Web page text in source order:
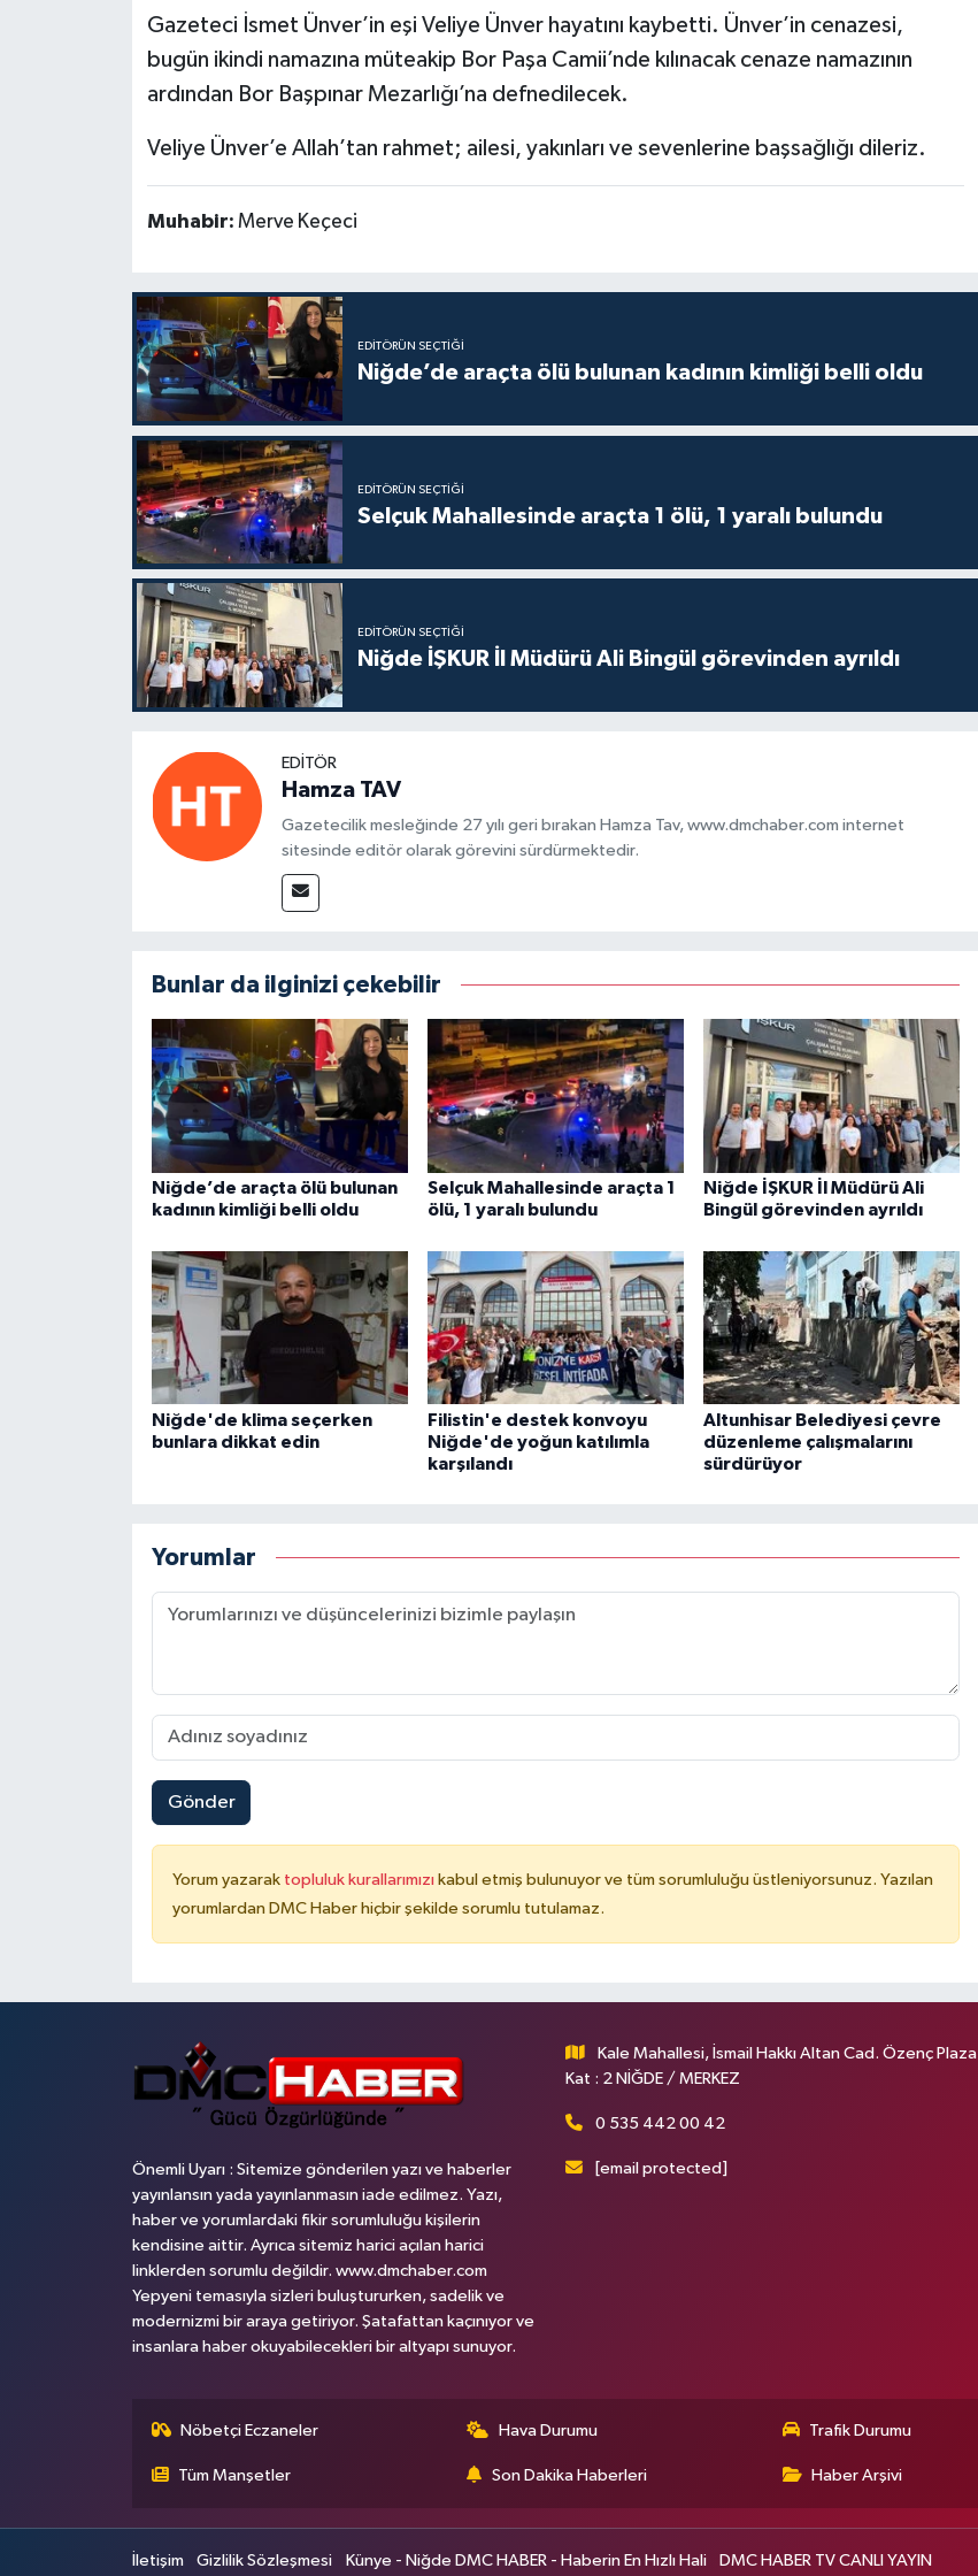
Gazeteci İsmet Ünver’in eşi Veliye Ünver hayatını kaybetti. Ünver’in cenazesi,
bugün ikindi namazına müteakip Bor Paşa Camii’nde kılınacak cenaze namazının
ardından Bor Başpınar Mezarlığı’na defnedilecek.
Veliye Ünver’e Allah’tan rahmet; ailesi, yakınları ve sevenlerine başsağlığı dileriz.
Muhabir: Merve Keçeci
EDITÖRÜN SEÇTIĞI
Niğde’de araçta ölü bulunan kadının kimliği belli oldu
EDITÖRÜN SEÇTIĞI
Selçuk Mahallesinde araçta 1 ölü, 1 yaralı bulundu
EDITÖRÜN SEÇTIĞI
Niğde İŞKUR İl Müdürü Ali Bingül görevinden ayrıldı
EDITÖR
Hamza TAV
Gazetecilik mesleğinde 27 yılı geri bırakan Hamza Tav, www.dmchaber.com internet
sitesinde editör olarak görevini sürdürmektedir.
Bunlar da ilginizi çekebilir
Niğde’de araçta ölü bulunan
kadının kimliği belli oldu
Selçuk Mahallesinde araçta 1
ölü, 1 yaralı bulundu
Niğde İŞKUR İl Müdürü Ali
Bingül görevinden ayrıldı
Niğde'de klima seçerken
bunlara dikkat edin
Filistin'e destek konvoyu
Niğde'de yoğun katılımla
karşılandı
Altunhisar Belediyesi çevre
düzenleme çalışmalarını
sürdürüyor
Yorumlar
Gönder
Yorum yazarak topluluk kurallarımızı kabul etmiş bulunuyor ve tüm sorumluluğu üstleniyorsunuz. Yazılan
yorumlardan DMC Haber hiçbir şekilde sorumlu tutulamaz.
Önemli Uyarı : Sitemize gönderilen yazı ve haberler
yayınlansın yada yayınlanmasın iade edilmez. Yazı,
haber ve yorumlardaki fikir sorumluluğu kişilerin
kendisine aittir. Ayrıca sitemiz harici açılan harici
linklerden sorumlu değildir. www.dmchaber.com
Yepyeni temasıyla sizleri buluştururken, sadelik ve
modernizmi bir araya getiriyor. Şatafattan kaçınıyor ve
insanlara haber okuyabilecekleri bir altyapı sunuyor.
Kale Mahallesi, İsmail Hakkı Altan Cad. Özenç Plaza
Kat : 2 NİĞDE / MERKEZ
0 535 442 00 42
[email protected]
Nöbetçi Eczaneler Hava Durumu Trafik Durumu
Tüm Manşetler Son Dakika Haberleri Haber Arşivi
İletişim Gizlilik Sözleşmesi Künye - Niğde DMC HABER - Haberin En Hızlı Hali DMC HABER TV CANLI YAYIN